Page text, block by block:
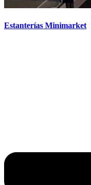
Estanterías Minimarket